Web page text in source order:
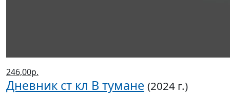
246,00р.
Дневник ст кл В тумане (2024 г.)